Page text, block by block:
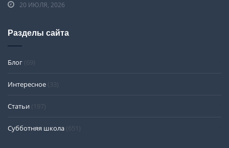
20 ИЮЛЯ, 2026
Разделы сайта
Блог (69)
Интересное (33)
Статьи (197)
Субботняя школа (651)